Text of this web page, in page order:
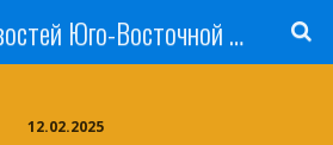
Каталог новостей Юго-Восточной Азии, Австралии и Океании
12.02.2025